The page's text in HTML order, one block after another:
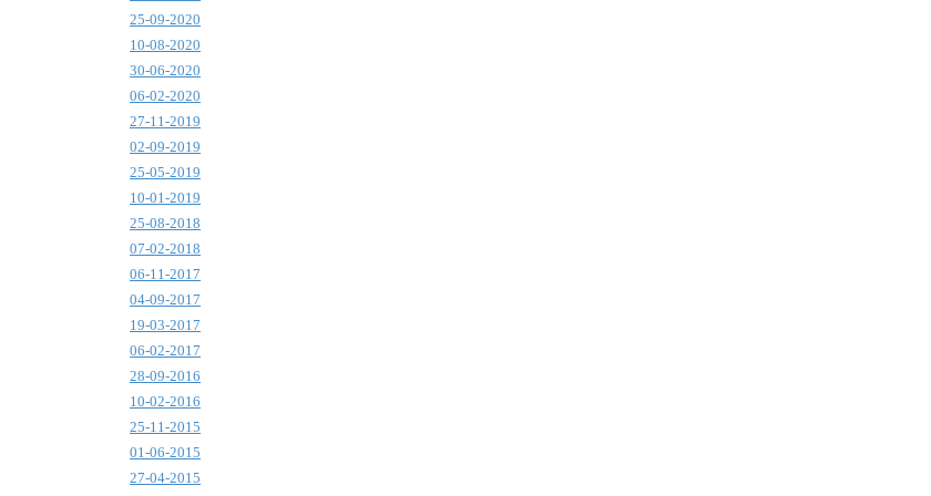
25-09-2020
10-08-2020
30-06-2020
06-02-2020
27-11-2019
02-09-2019
25-05-2019
10-01-2019
25-08-2018
07-02-2018
06-11-2017
04-09-2017
19-03-2017
06-02-2017
28-09-2016
10-02-2016
25-11-2015
01-06-2015
27-04-2015